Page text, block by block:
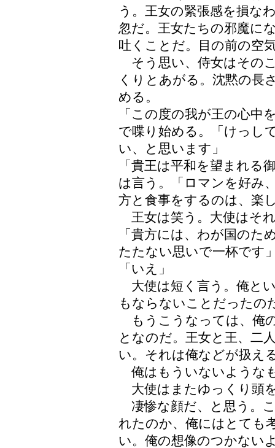
う。王女の緊張感を損な
忽だ。王女たちの邪魔に
吐くことだ。目の前の空
そう思い、侍女はその
くりとあがる。沈黙の長
める。
「この度の我が王の心中
で喋り始める。「けっし
い、と思います」
「貴王は平和を望まれる
は言う。「ロマンを好み
方と食事をするのは、楽
王女は笑う。大使はそ
「貴方には、わが国のた
たたない思いで一杯です
「いえ」
大使は短く言う。俺と
もならないことだったの
もうこうなっては、俺
となのだ。王女と王、二
い。それは俺などが扱え
俺はもういないような
大使はまたゆっくり頭
凄惨な顔だ、と思う。
れたのか、俺にはとても
い。俺の想像のつかない